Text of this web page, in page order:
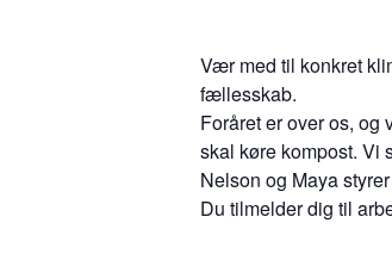
Vær med til konkret
fællesskab.
Foråret er over os,
skal køre kompost. Vi
Nelson og Maya
Du tilmelder dig til